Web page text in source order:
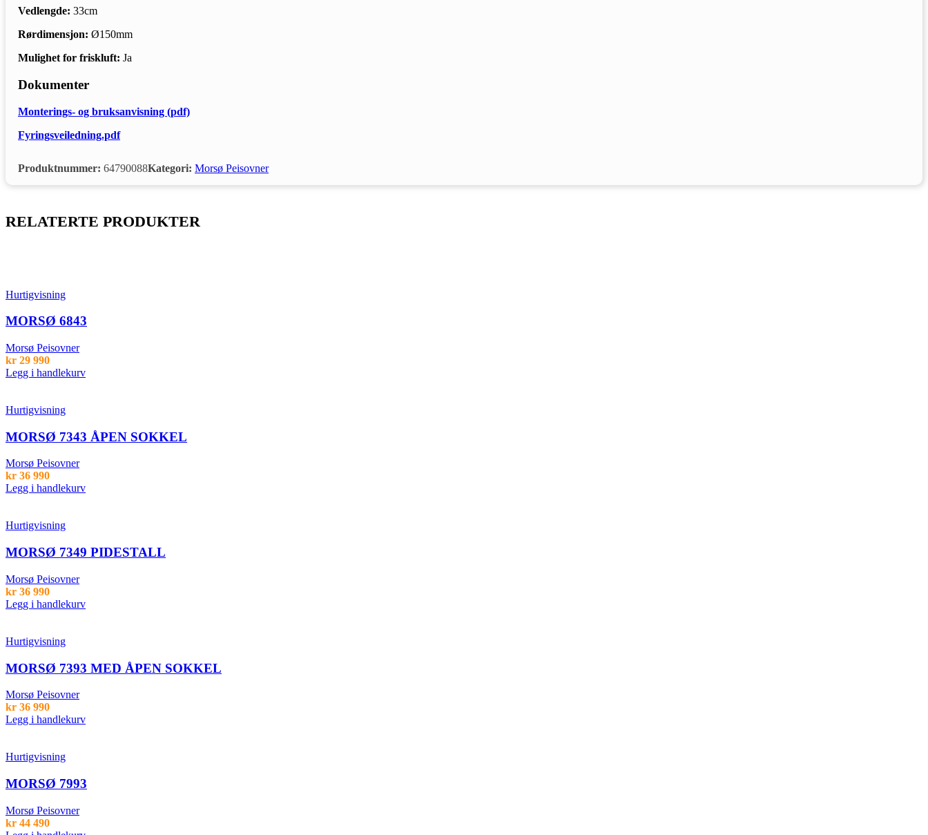
Vedlengde: 33cm
Rørdimensjon: Ø150mm
Mulighet for friskluft: Ja
Dokumenter
Monterings- og bruksanvisning (pdf)
Fyringsveiledning.pdf
Produktnummer: 64790088Kategori: Morsø Peisovner
RELATERTE PRODUKTER
Hurtigvisning
MORSØ 6843
Morsø Peisovner
kr 29 990
Legg i handlekurv
Hurtigvisning
MORSØ 7343 ÅPEN SOKKEL
Morsø Peisovner
kr 36 990
Legg i handlekurv
Hurtigvisning
MORSØ 7349 PIDESTALL
Morsø Peisovner
kr 36 990
Legg i handlekurv
Hurtigvisning
MORSØ 7393 MED ÅPEN SOKKEL
Morsø Peisovner
kr 36 990
Legg i handlekurv
Hurtigvisning
MORSØ 7993
Morsø Peisovner
kr 44 490